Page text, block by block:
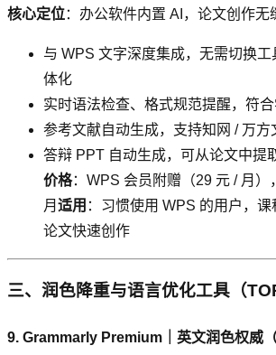
核心定位：办公软件内置 AI，论文创作无
与 WPS 文字深度集成，无需切换
体化
实时语法检查、格式规范提醒，符
参考文献自动生成，支持知网 / 万方
答辩 PPT 自动生成，可从论文中提
价格：WPS 会员附赠（29 元 / 月）
月 适用 ：习惯使用 WPS 的用户，
论文快速创作
三、润色降重与语言优化工具（
9. Grammarly Premium｜英文润色权威（